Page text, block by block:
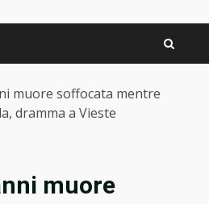
muore soffocata mentre
dramma a Vieste
muore